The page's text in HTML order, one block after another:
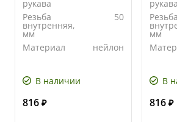
рукава
Резьба
внутренняя,
мм
50
Материал нейлон
В наличии
816 ₽
рукава
Резьба
мм
В
816 ₽